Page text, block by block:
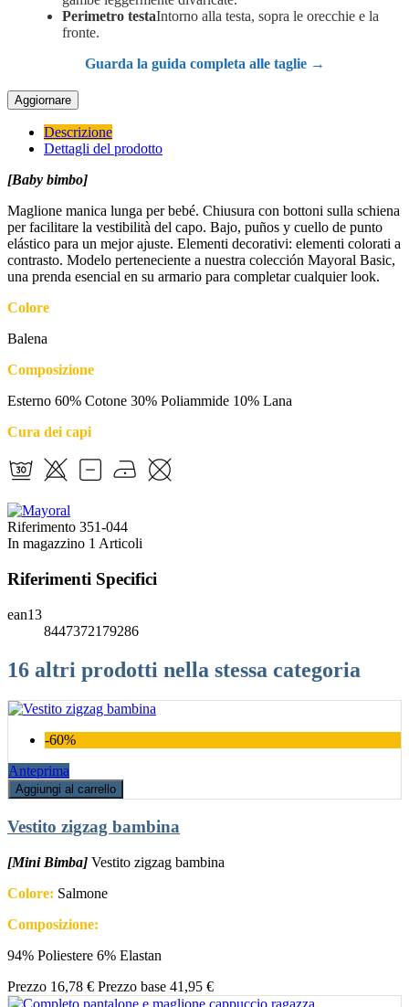
Perimetro testaIntorno alla testa, sopra le orecchie e la
fronte.
Guarda la guida completa alle taglie →
Descrizione
Dettagli del prodotto
[Baby bimbo]
Maglione manica lunga per bebé. Chiusura con bottoni sulla schiena
per facilitare la vestibilità del capo. Bajo, puños y cuello de punto
elástico para un mejor ajuste. Elementi decorativi: elementi colorati a
contrasto. Modelo perteneciente a nuestra colección Mayoral Basic,
una prenda esencial en su armario para completar cualquier look.
Colore
Balena
Composizione
Esterno 60% Cotone 30% Poliammide 10% Lana
Cura dei capi
Riferimento 351-044
In magazzino 1 Articoli
Riferimenti Specifici
ean13
8447372179286
16 altri prodotti nella stessa categoria
-60%
Anteprima
Aggiungi al carrello
Vestito zigzag bambina
[Mini Bimba] Vestito zigzag bambina
Colore: Salmone
Composizione:
94% Poliestere 6% Elastan
Prezzo 16,78 € Prezzo base 41,95 €